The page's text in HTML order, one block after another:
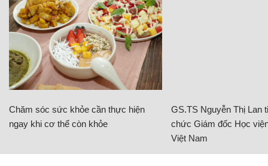
Chăm sóc sức khỏe cần thực hiện
ngay khi cơ thể còn khỏe
GS.TS Nguyễn Thị Lan
chức Giám đốc Học
Việt Nam